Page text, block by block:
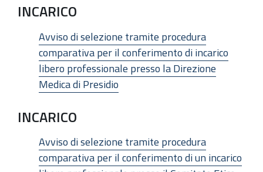
INCARICO
Avviso di selezione tramite procedura
comparativa per il conferimento di incarico
libero professionale presso la Direzione
Medica di Presidio
INCARICO
Avviso di selezione tramite procedura
comparativa per il conferimento di un incarico